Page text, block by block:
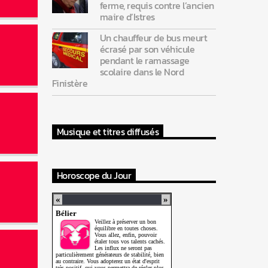
ferme, requis contre l’ancien
maire d’Istres
Un chauffeur de bus meurt
écrasé par son véhicule
pendant le ramassage
scolaire dans le Nord
Finistère
Musique et titres diffusés
Horoscope du Jour